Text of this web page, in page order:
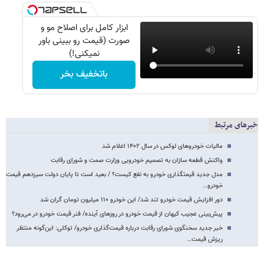
ابزار کامل برای اصلاح مو و
صورت (قیمت رو ببینی باور
نمیکنی!)
باتخفیف بخر
خبرهای مرتبط
مالیات خودروهای لوکس در سال ۱۴۰۲ اعلام شد
واکنش قطعه سازان به تصمیم خودرویی وزارت صمت و شورای رقابت
مدل جدید قیمتگذاری خودرو به نفع کیست؟ / بعید است تا پایان دولت سیزدهم قیمت
خودرو…
دور افزایش قیمت خودرو تند شد/ این خودرو ۱۱۰ میلیون تومان گران شد
پیش‌بینی عجیب کیهان از قیمت خودرو در روزهای آینده/ فنر قیمت خودرو در می‌رود؟
خبر جدید سخنگوی شورای رقابت درباره قیمت‌گذاری خودرو/ توکلی: این‌گونه منتظر
ریزش قیمت…